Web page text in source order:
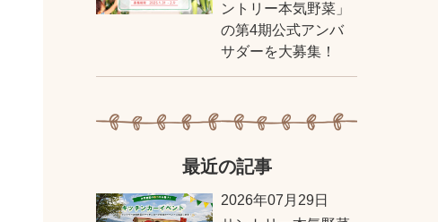
ントリー本気野菜」
の第4期公式アンバ
サダーを大募集！
最近の記事
2026年07月29日